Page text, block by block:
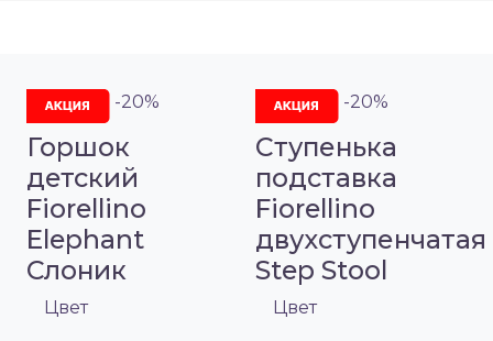
-20%
Горшок
детский
Fiorellino
Elephant
Слоник
Цвет
-20%
Ступенька
подставка
Fiorellino
двухступенчатая
Step Stool
Цвет